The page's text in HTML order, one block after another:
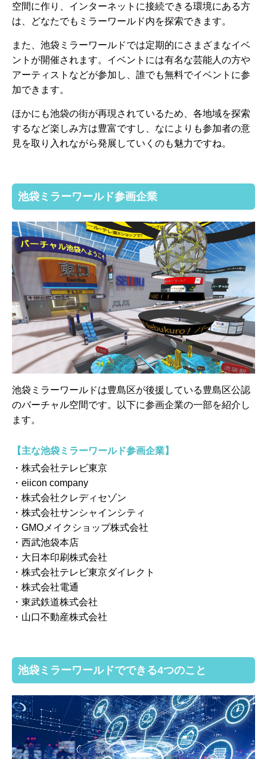
空間に作り、インターネットに接続できる環境にある方
は、どなたでもミラーワールド内を探索できます。
また、池袋ミラーワールドでは定期的にさまざまなイベ
ントが開催されます。イベントには有名な芸能人の方や
アーティストなどが参加し、誰でも無料でイベントに参
加できます。
ほかにも池袋の街が再現されているため、各地域を探索
するなど楽しみ方は豊富ですし、なによりも参加者の意
見を取り入れながら発展していくのも魅力ですね。
池袋ミラーワールド参画企業
池袋ミラーワールドは豊島区が後援している豊島区公認
のバーチャル空間です。以下に参画企業の一部を紹介し
ます。
【主な池袋ミラーワールド参画企業】
・株式会社テレビ東京
・eiicon company
・株式会社クレディセゾン
・株式会社サンシャインシティ
・GMOメイクショップ株式会社
・西武池袋本店
・大日本印刷株式会社
・株式会社テレビ東京ダイレクト
・株式会社電通
・東武鉄道株式会社
・山口不動産株式会社
池袋ミラーワールドでできる4つのこと